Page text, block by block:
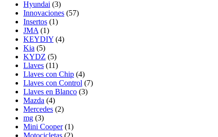
Hyundai (3)
Innovaciones (57)
Insertos (1)
JMA (1)
KEYDIY (4)
Kia (5)
KYDZ (5)
Llaves (11)
Llaves con Chip (4)
Llaves con Control (7)
Llaves en Blanco (3)
Mazda (4)
Mercedes (2)
mg (3)
Mini Cooper (1)
Motocicletas (2)